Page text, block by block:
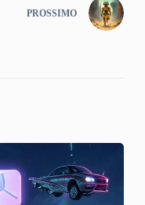
PROSSIMO